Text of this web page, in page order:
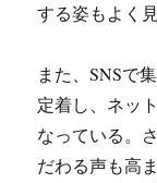
する姿もよく
また、SNSで
定着し、ネッ
なっている。
だわる声も高